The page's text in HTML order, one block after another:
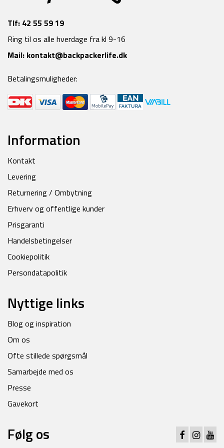
Tlf: 42 55 59 19
Ring til os alle hverdage fra kl 9-16
Mail: kontakt@backpackerlife.dk
Betalingsmuligheder:
Information
Kontakt
Levering
Returnering / Ombytning
Erhverv og offentlige kunder
Prisgaranti
Handelsbetingelser
Cookiepolitik
Persondatapolitik
Nyttige links
Blog og inspiration
Om os
Ofte stillede spørgsmål
Samarbejde med os
Presse
Gavekort
Følg os